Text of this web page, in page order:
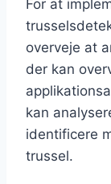
For at
overveje at
der kan
kan
identificere
trussel.